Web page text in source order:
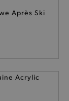
Après Ski